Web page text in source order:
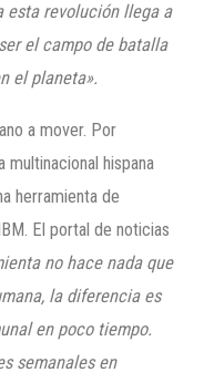
esta revolución llega a
el campo de batalla
el planeta».
a mover. Por
hispana
herramienta de
El portal de noticias
no hace nada que
la diferencia es
en poco tiempo.
semanales en